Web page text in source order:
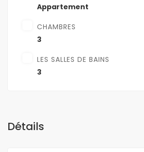
Appartement
CHAMBRES
3
LES SALLES DE BAINS
3
Détails